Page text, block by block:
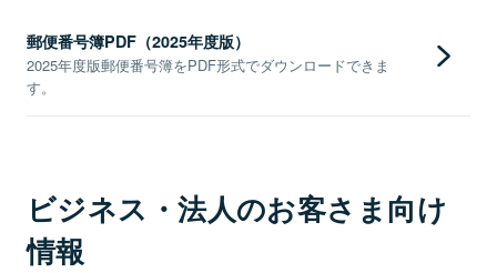
郵便番号簿PDF（2025年度版）
2025年度版郵便番号簿をPDF形式でダウンロードできま
す。
ビジネス・法人のお客さま向け
情報